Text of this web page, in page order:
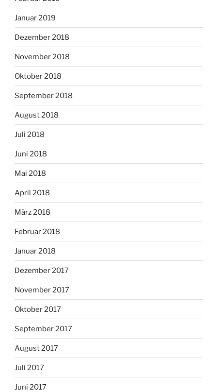
Januar 2019
Dezember 2018
November 2018
Oktober 2018
September 2018
August 2018
Juli 2018
Juni 2018
Mai 2018
April 2018
März 2018
Februar 2018
Januar 2018
Dezember 2017
November 2017
Oktober 2017
September 2017
August 2017
Juli 2017
Juni 2017